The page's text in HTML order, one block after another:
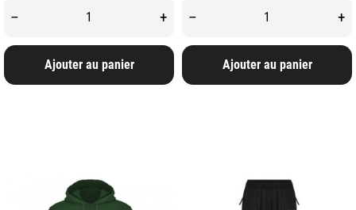
– +
Ajouter au panier
– +
Ajouter au panier